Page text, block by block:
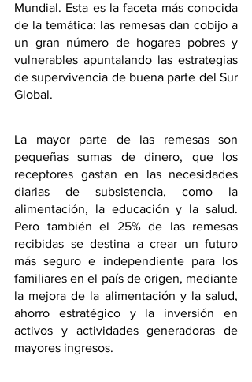
Mundial. Esta es la faceta más conocida
de la temática: las remesas dan cobijo a
un gran número de hogares pobres y
vulnerables apuntalando las estrategias
de supervivencia de buena parte del Sur
Global.
La mayor parte de las remesas son
pequeñas sumas de dinero, que los
receptores gastan en las necesidades
diarias de subsistencia, como la
alimentación, la educación y la salud.
Pero también el 25% de las remesas
recibidas se destina a crear un futuro
más seguro e independiente para los
familiares en el país de origen, mediante
la mejora de la alimentación y la salud,
ahorro estratégico y la inversión en
activos y actividades generadoras de
mayores ingresos.